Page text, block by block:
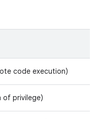
code execution)
of privilege)